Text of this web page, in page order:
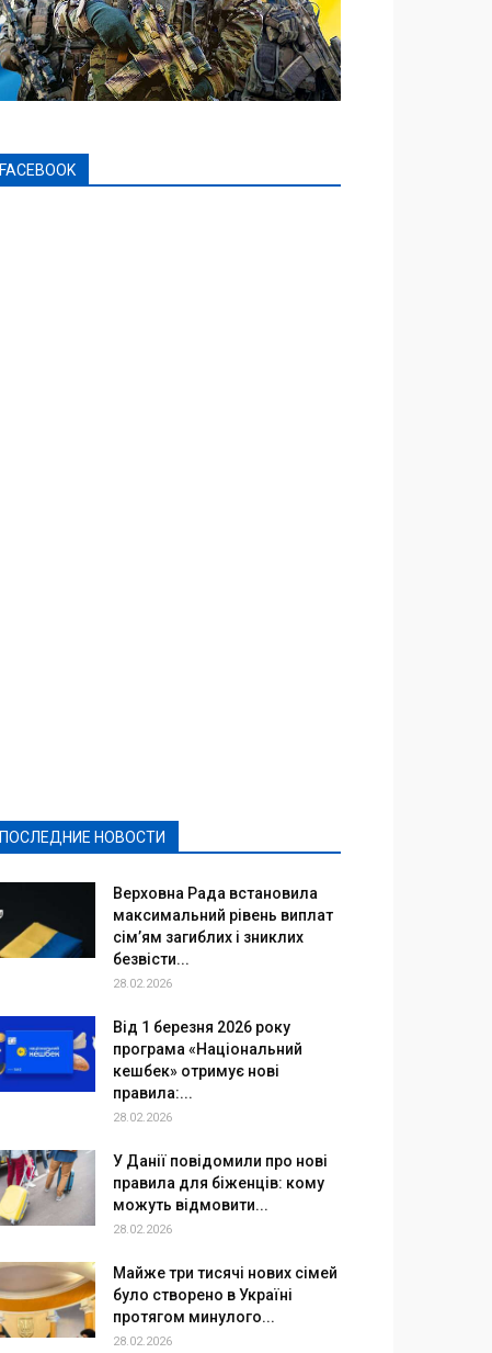
FACEBOOK
ПОСЛЕДНИЕ НОВОСТИ
Верховна Рада встановила
максимальний рівень виплат
сім’ям загиблих і зниклих
безвісти...
28.02.2026
Від 1 березня 2026 року
програма «Національний
кешбек» отримує нові
правила:...
28.02.2026
У Данії повідомили про нові
правила для біженців: кому
можуть відмовити...
28.02.2026
Майже три тисячі нових сімей
було створено в Україні
протягом минулого...
28.02.2026